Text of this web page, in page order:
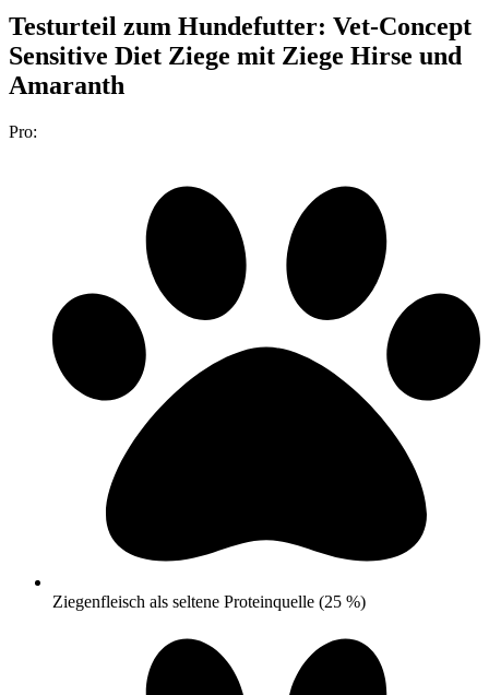
Testurteil zum Hundefutter: Vet-Concept
Sensitive Diet Ziege mit Ziege Hirse und
Amaranth
Pro:
Ziegenfleisch als seltene Proteinquelle (25 %)